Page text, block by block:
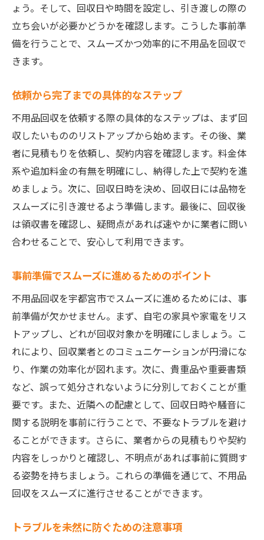
ょう。そして、回収日や時間を設定し、引き渡しの際の
立ち会いが必要かどうかを確認します。こうした事前準
備を行うことで、スムーズかつ効率的に不用品を回収で
きます。
依頼から完了までの具体的なステップ
不用品回収を依頼する際の具体的なステップは、まず回
収したいもののリストアップから始めます。その後、業
者に見積もりを依頼し、契約内容を確認します。料金体
系や追加料金の有無を明確にし、納得した上で契約を進
めましょう。次に、回収日時を決め、回収日には品物を
スムーズに引き渡せるよう準備します。最後に、回収後
は領収書を確認し、疑問点があれば速やかに業者に問い
合わせることで、安心して利用できます。
事前準備でスムーズに進めるためのポイント
不用品回収を宇都宮市でスムーズに進めるためには、事
前準備が欠かせません。まず、自宅の家具や家電をリス
トアップし、どれが回収対象かを明確にしましょう。こ
れにより、回収業者とのコミュニケーションが円滑にな
り、作業の効率化が図れます。次に、貴重品や重要書類
など、誤って処分されないように分別しておくことが重
要です。また、近隣への配慮として、回収日時や騒音に
関する説明を事前に行うことで、不要なトラブルを避け
ることができます。さらに、業者からの見積もりや契約
内容をしっかりと確認し、不明点があれば事前に質問す
る姿勢を持ちましょう。これらの準備を通じて、不用品
回収をスムーズに進行させることができます。
トラブルを未然に防ぐための注意事項